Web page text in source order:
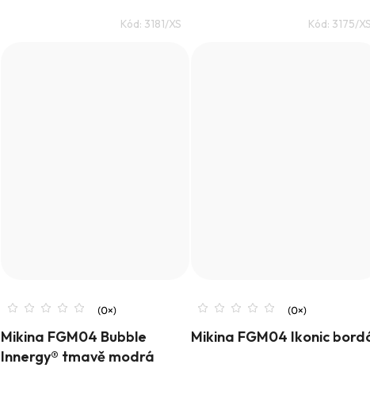
Kód: 3181/XS Kód: 3175/XS
Mikina FGM04 Bubble
Innergy® tmavě modrá
Mikina FGM04 Ikonic